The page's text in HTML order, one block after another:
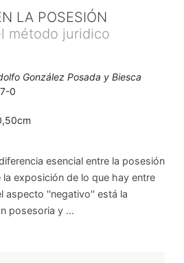
LA POSESIÓN
método juridico
González Posada y Biesca
0
esencial entre la posesión
la exposición de lo que hay entre
aspecto ''negativo'' está la
posesoria y ...